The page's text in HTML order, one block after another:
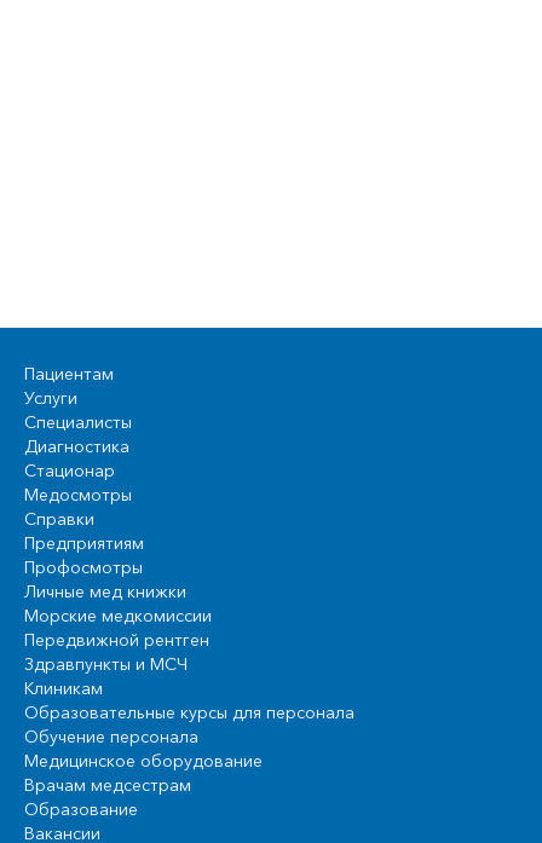
Пациентам
Услуги
Специалисты
Диагностика
Стационар
Медосмотры
Справки
Предприятиям
Профосмотры
Личные мед книжки
Морские медкомиссии
Передвижной рентген
Здравпункты и МСЧ
Клиникам
Образовательные курсы для персонала
Обучение персонала
Медицинское оборудование
Врачам медсестрам
Образование
Вакансии